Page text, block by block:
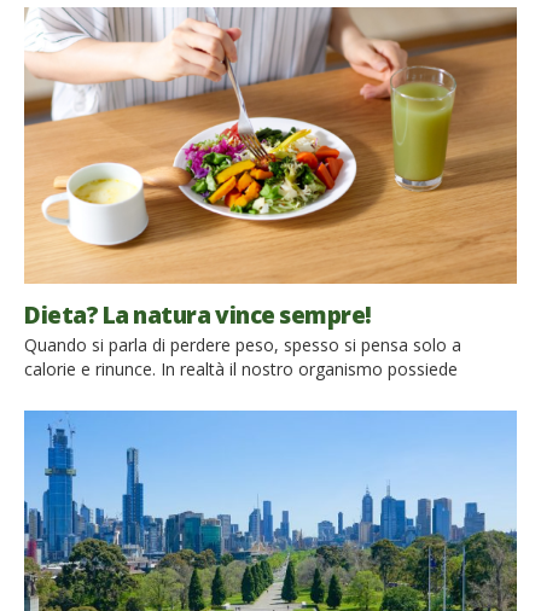
Lagosta). Colline verdissime, vigne e il loro profumo inebriante,
piccoli villaggi di pescatori dal fascino senza tempo, antiche
tradizioni popolari: Lastovo è un paradiso naturale davvero
incantevole […]
Dieta? La natura vince sempre!
Quando si parla di perdere peso, spesso si pensa solo a
calorie e rinunce. In realtà il nostro organismo possiede
di sazietà. Alcuni alimenti, soprattutto quelli vegetali, ricchi di
fibre e poco trasformati, possono favorire questi processi e
aiutarci a mangiare in modo più equilibrato. […]